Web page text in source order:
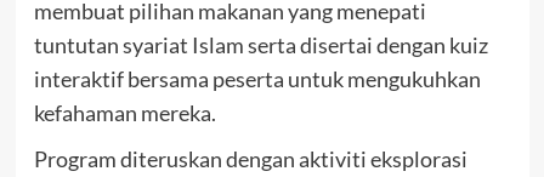
membuat pilihan makanan yang menepati
tuntutan syariat Islam serta disertai dengan kuiz
interaktif bersama peserta untuk mengukuhkan
kefahaman mereka.
Program diteruskan dengan aktiviti eksplorasi